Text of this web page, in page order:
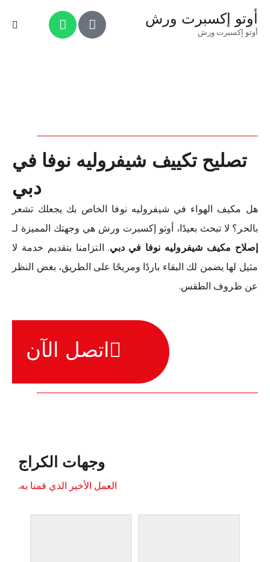
أوتو إكسبرت ورش
أوتو إكسبرت ورش
تصليح تكييف شيفروليه نوفا في
دبي
هل مكيف الهواء في شيفروليه نوفا الخاص بك يجعلك تشعر
بالحر؟ لا تبحث بعيدًا، أوتو إكسبرت ورش هي وجهتك المميزة لـ
إصلاح مكيف شيفروليه نوفا في دبي. التزامنا بتقديم خدمة لا
مثيل لها يضمن لك البقاء باردًا ومريحًا على الطريق، بغض النظر
عن ظروف الطقس.
اتصل الآن
وجهات الكراج
العمل الأخير الذي قمنا به.